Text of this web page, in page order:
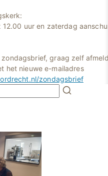
uur en zaterdag
graag zelf
het nieuwe e-mailadres
zondagsbrief